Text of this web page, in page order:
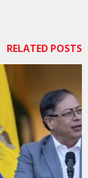
RELATED POSTS